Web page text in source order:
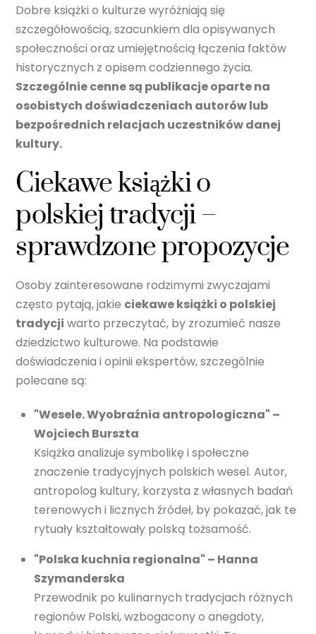
Dobre książki o kulturze wyróżniają się
szczegółowością, szacunkiem dla opisywanych
społeczności oraz umiejętnością łączenia faktów
historycznych z opisem codziennego życia.
Szczególnie cenne są publikacje oparte na
osobistych doświadczeniach autorów lub
bezpośrednich relacjach uczestników danej
kultury.
Ciekawe książki o
polskiej tradycji –
sprawdzone propozycje
Osoby zainteresowane rodzimymi zwyczajami
często pytają, jakie ciekawe książki o polskiej
tradycji warto przeczytać, by zrozumieć nasze
dziedzictwo kulturowe. Na podstawie
doświadczenia i opinii ekspertów, szczególnie
polecane są:
"Wesele. Wyobraźnia antropologiczna" –
Wojciech Burszta
Książka analizuje symbolikę i społeczne
znaczenie tradycyjnych polskich wesel. Autor,
antropolog kultury, korzysta z własnych badań
terenowych i licznych źródeł, by pokazać, jak te
rytuały kształtowały polską tożsamość.
"Polska kuchnia regionalna" – Hanna
Szymanderska
Przewodnik po kulinarnych tradycjach różnych
regionów Polski, wzbogacony o anegdoty,